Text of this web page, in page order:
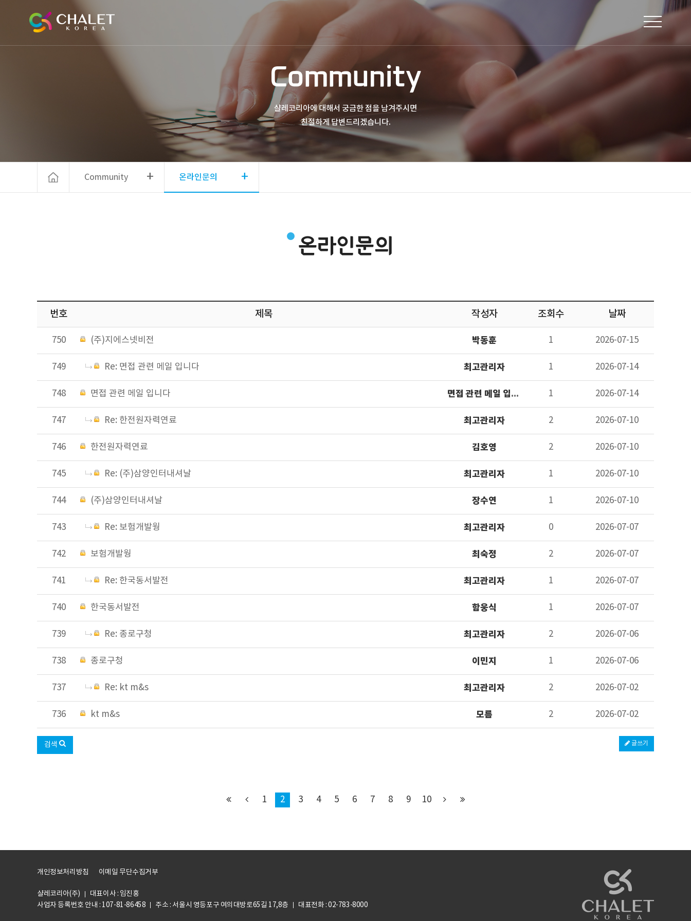
Community
샬레코리아에 대해서 궁금한 점을 남겨주시면
친절하게 답변드리겠습니다.
Community + 온라인문의 +
온라인문의
번호 제목 작성자 조회수 날짜
750 (주)지에스넷비전 박동훈 1 2026-07-15
749 Re: 면접 관련 메일 입니다 최고관리자 1 2026-07-14
748 면접 관련 메일 입니다 면접 관련 메일 입니다 1 2026-07-14
747 Re: 한전원자력연료 최고관리자 2 2026-07-10
746 한전원자력연료 김호영 2 2026-07-10
745 Re: (주)삼양인터내셔날 최고관리자 1 2026-07-10
744 (주)삼양인터내셔날 장수연 1 2026-07-10
743 Re: 보험개발웡 최고관리자 0 2026-07-07
742 보험개발웡 최숙정 2 2026-07-07
741 Re: 한국동서발전 최고관리자 1 2026-07-07
740 한국동서발전 함웅식 1 2026-07-07
739 Re: 종로구청 최고관리자 2 2026-07-06
738 종로구청 이민지 1 2026-07-06
737 Re: kt m&s 최고관리자 2 2026-07-02
736 kt m&s 모름 2 2026-07-02
글쓰기
검색
1 2 3 4 5 6 7 8 9 10
개인정보처리방침 이메일 무단수집거부
샬레코리아(주)
대표이사 : 임진홍
사업자 등록번호 안내 : 107-81-86458 주소 : 서울시 영등포구 여의대방로65길 17,8층 대표전화 : 02-783-8000